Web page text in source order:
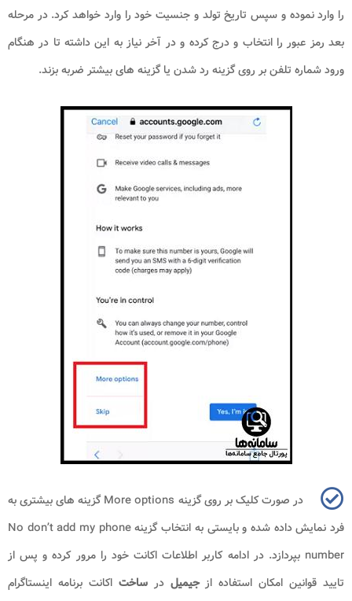
را وارد نموده و سپس تاریخ تولد و جنسیت خود را وارد خواهد کرد. در مرحله
بعد رمز عبور را انتخاب و درج کرده و در آخر نیاز به این داشته تا در هنگام
ورود شماره تلفن بر روی گزینه رد شدن یا گزینه های بیشتر ضربه بزند.
در صورت کلیک بر روی گزینه More options گزینه های بیشتری به
فرد نمایش داده شده و بایستی به انتخاب گزینه No don’t add my phone
number بپردازد. در ادامه کاربر اطلاعات اکانت خود را مرور کرده و پس از
تایید قوانین امکان استفاده ازجیمیلدرساختاکانت برنامه اینستاگرام